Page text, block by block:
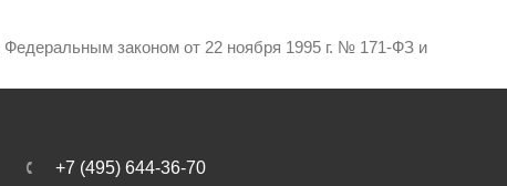
законом от 22 ноября 1995 г. № 171-ФЗ и
+7 (495) 644-36-70